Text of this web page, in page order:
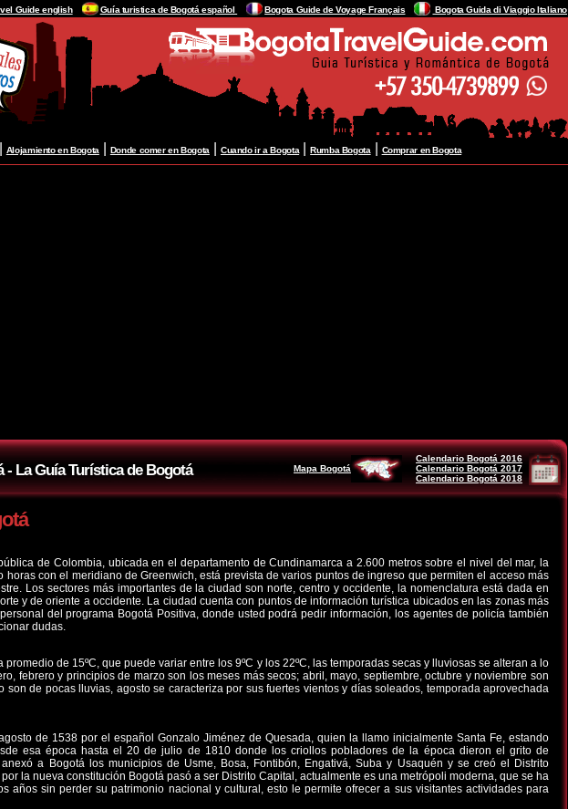
Guide english Guía turistica de Bogotá español Bogota Guide de Voyage Français Bogota Guida di Viaggio Italiano
Alojamiento en Bogota Donde comer en Bogota Cuando ir a Bogota |Rumba Bogota Comprar en Bogota
La Guía Turística de Bogotá
Calendario Bogotá 2016
Calendario Bogotá 2017
Calendario Bogotá 2018
Mapa Bogotá
de Colombia, ubicada en el departamento de Cundinamarca a 2.600 metros sobre el nivel del mar, la
horas con el meridiano de Greenwich, está prevista de varios puntos de ingreso que permiten el acceso más
Los sectores más importantes de la ciudad son norte, centro y occidente, la nomenclatura está dada en
y de oriente a occidente. La ciudad cuenta con puntos de información turística ubicados en las zonas más
del programa Bogotá Positiva, donde usted podrá pedir información, los agentes de policía también
dudas.
promedio de 15ºC, que puede variar entre los 9ºC y los 22ºC, las temporadas secas y lluviosas se alteran a lo
febrero y principios de marzo son los meses más secos; abril, mayo, septiembre, octubre y noviembre son
son de pocas lluvias, agosto se caracteriza por sus fuertes vientos y días soleados, temporada aprovechada
de 1538 por el español Gonzalo Jiménez de Quesada, quien la llamo inicialmente Santa Fe, estando
esa época hasta el 20 de julio de 1810 donde los criollos pobladores de la época dieron el grito de
a Bogotá los municipios de Usme, Bosa, Fontibón, Engativá, Suba y Usaquén y se creó el Distrito
la nueva constitución Bogotá pasó a ser Distrito Capital, actualmente es una metrópoli moderna, que se ha
años sin perder su patrimonio nacional y cultural, esto le permite ofrecer a sus visitantes actividades para